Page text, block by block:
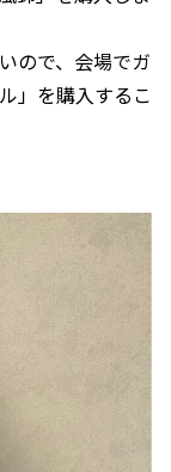
ので、会場でガ
」を購入するこ